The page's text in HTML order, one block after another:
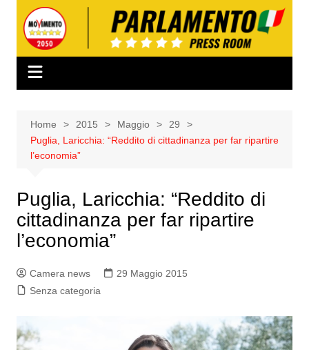
contenuto
Home 2015 Maggio
29
Puglia, Laricchia: “Reddito di cittadinanza per far ripartire
l’economia”
Puglia, Laricchia: “Reddito di
cittadinanza per far ripartire
l’economia”
Camera news
29 Maggio 2015
Senza categoria